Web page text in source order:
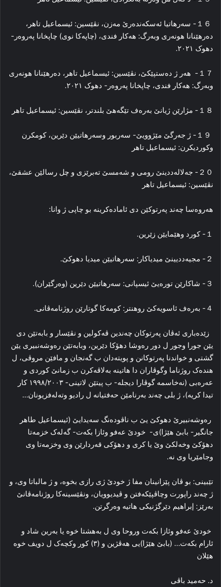
１６- سەرهاتیا ئەسکەندەرێ مەزن، نڤێسین: ئیسماعیل تاهر،
دەرهێنانا هونەری وبەرگ: هەکار فندی، (چاپەکا نوی) چاپخانا پەروەر-
دهوک ٢٠٢١.
１７- هەر ژ دەستپێکێ، نڤێسین: ئیسماعیل تاهر، دەرهێنانا هونەری
وبەرگ: هەکار فندی، چاپخانا پەروەر- دهوک ٢٠٢١.
１８- مژارێن ژیانێ بەرەف تێگەهێ بلندتر، نڤێسین: ئیسماعیل تاهر
１９- ژ جەرگێ مێژوویێ- سەربور وسەرهاتیێن دێرین، کومکرن
وکوردیکرن: ئیسماعیل تاهر
２０- جەلالەددینێ رومی و شەمسێ تەبرێزی و چل رسالێن عشقێ،
نڤێسین: ئیسماعیل تاهر
هەروەسا چەند پەرتوکێن دی ئامادەکرینە بو چاپی ژ وانا:
１- کورد وهێمایێن زێرین.
２- مجیەددیینێ میدیاکار: سەرهاتیێن میدیا دهوکێ.
３- شاکارێن تورەیێ ئیسپانی: سەرهاتیێن دێرین (وەرگێران).
４- بەرەف ئاسویەکێ روهنتر: کومەکا گوتارێن روژنامەڤانی.
زێدەباری ئەڤان پەرتوکان چەندین ڤەکولین و نڤێسار و بابەتێن دی
یێن جورا وجور ل دور رەوشا دهۆکا دێرین، وبابەتێن رەوشەنبیری یێن
گشتی و خواندنا پەرتوکانن و پویتەدان ب گەنجان و مافێن مروڤی، ل
هندەک روژناما وگوڤاران دا هاتینە بەلاڤەکرن ب زمانێ کوردی و
عەرەبی (نەخاسمە گوڤارا دیجلە- ب پیتێن لاتینی- ١٩٩٨/٢٠٠٣ کار
تیدا کریە)، ژ بلی چەند بەرنامێن حەفتیانە ل رادیو وتەلەفزیونان…
رەوشەنبیرێ دهوکێ یێ ب ناڤودەنگ سەیدایێ (ئیسماعیل طاهر
جانگیر- بابێ هێژا)ی- خودێ عەفو وئازا بکەت- گەلەک خزمەتا
دهۆکێ وخەلکێ وێ یا کری و دهۆکی قەردارێن وی وخزمەتا وی
وجامێریا وی نە.
تێبینی: بو ڤان پێزانینان مفا ژ خودێ ژی رازی بخوە، و ژ مالباتا وی، و
ژ چەند راپورت وچاڤپێکەفتن و ڤیدیوویان، ونڤێسینەکا روژنامەڤانێ
بەرێز: إبراهیم دێرگژنیکی هاتیە وەرگرتن.
خودێ عەفو وئازا بکەت وروحا وی ل بەهشتا خوە یا بەرین شاد و
ئارام بکەت… (بابێ هێژا)یی هەڤژین و (٣) کور وکچەک ل دویف خوە
هێلان
د. حەمید باڤی